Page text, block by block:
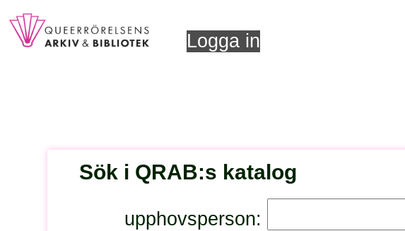
Logga in
Sök i QRAB:s katalog
upphovsperson: